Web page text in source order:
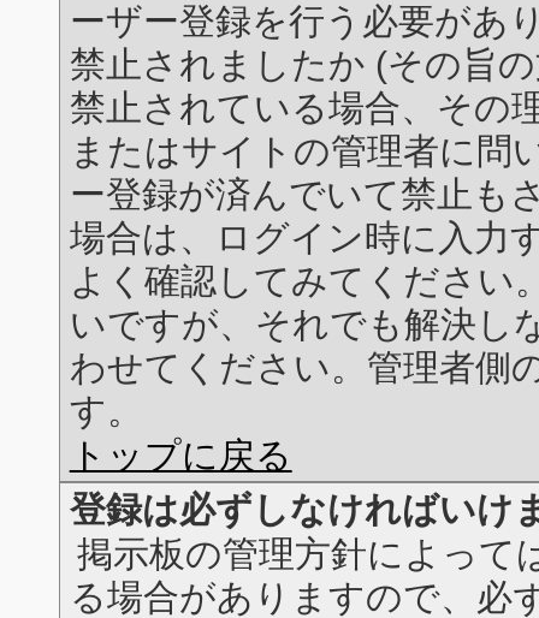
ーザー登録を行う必要があ
禁止されましたか (その旨
禁止されている場合、その
またはサイトの管理者に問
ー登録が済んでいて禁止も
場合は、ログイン時に入力
よく確認してみてください
いですが、それでも解決し
わせてください。管理者側
す。
トップに戻る
登録は必ずしなければいけ
掲示板の管理方針によって
る場合がありますので、必